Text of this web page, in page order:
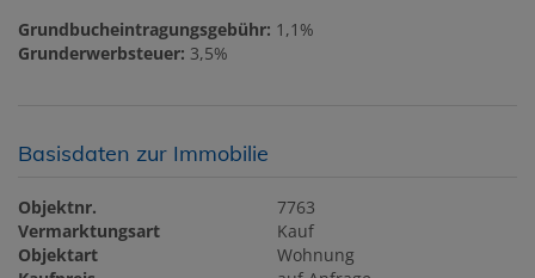
Grundbucheintragungsgebühr: 1,1%
Grunderwerbsteuer: 3,5%
Basisdaten zur Immobilie
Objektnr.
7763
Vermarktungsart
Kauf
Objektart
Wohnung